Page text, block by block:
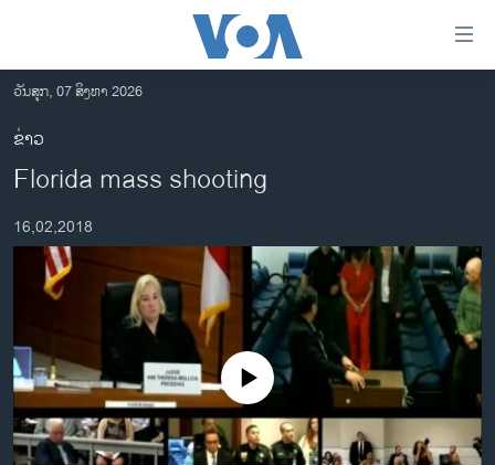
ເຂົ້າ
ຫາ
ຂ້າມ
ຂ້າມ
ໄປ
ອາເມຣິກາ
ການເລືອກຕັ້ງ ປະທານາທີບໍດີ ສະຫະລັດ 2024
ຂ່າວ​ຈີນ
ເອເຊຍ
ອິດສະຫຼະພາບດ້ານການຂ່າວ
ຊີວິດຊາວລາວ
ວັນສຸກ, 07 ສິງຫາ 2026
ຂ່າວ
Florida mass shooting
16,02,2018
No media source currently available